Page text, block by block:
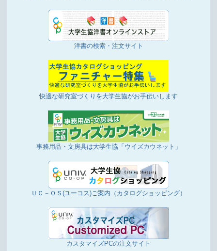
引！！
6/27更新
自動車免許の申込みがWEBからできます！
6/26更新
[お知らせ]大学生協食堂「コンパ・懇親会」受付案
6/17更新
店舗投稿版ひとことカード「2024年5月16日～6月
15日集計分」を掲載しました
6/14更新
事務用品、日用品などは、大学生協ウイズカウネッ
トをご利用ください。
5/16更新
店舗投稿版ひとことカード「2024年4月16日～5月
15日集計分」を掲載しました
5/1更新
トをご利用ください。
4/17更新
店舗投稿版ひとことカード「2024年3月16日～4月
15日集計分」を掲載しました
洋書の検索・注文サイト
快適な研究室づくりを大学生協がお手伝いします
事務用品・文房具は大学生協「ウイズカウネット」
ＵＣ－ＯＳ(ユーコス)ご案内（カタログショッピング）
カスタマイズPCの注文サイト